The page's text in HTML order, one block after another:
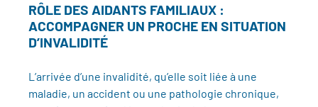
RÔLE DES AIDANTS FAMILIAUX :
ACCOMPAGNER UN PROCHE EN SITUATION
D’INVALIDITÉ
L’arrivée d’une invalidité, qu’elle soit liée à une
maladie, un accident ou une pathologie chronique,